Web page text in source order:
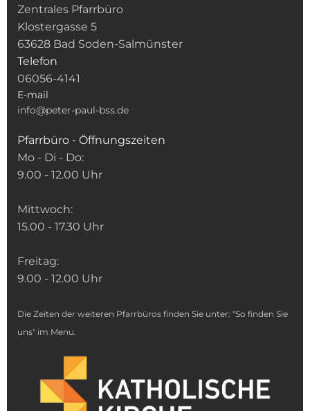
Zentrales Pfarrbüro
Klostergasse 5
63628 Bad Soden-Salmünster
Telefon
06056-4141
E-mail
info@peter-paul-bss.de
Pfarrbüro - Öffnungszeiten
Mo - Di - Do:
9.00 - 12.00 Uhr
Mittwoch:
15.00 - 17.30 Uhr
Freitag:
9.00 - 12.00 Uhr
Die Zeiten der weiteren Pfarrbüros finden Sie unter: "So finden Sie
uns" im Menu.